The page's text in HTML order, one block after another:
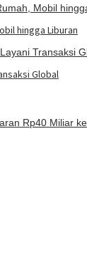
hingga Liburan
Global